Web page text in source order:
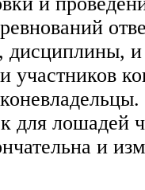
дисциплины,
участников
для лошадей
и